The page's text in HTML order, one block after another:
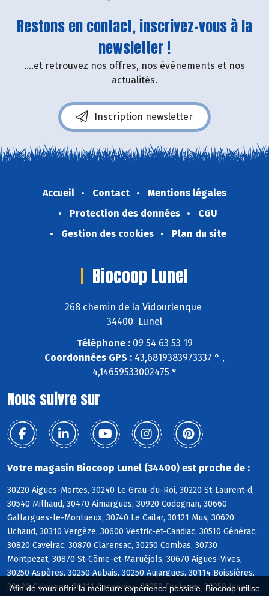
Afin de vous offrir la meilleure expérience possible, Biocoop utilise
Restons en contact, inscrivez-vous à la
newsletter !
....et retrouvez nos offres, nos événements et nos
actualités.
Inscription newsletter
Accueil Contact
Mentions légales
Protection des données
CGU
Gestion des cookies
Plan du site
Biocoop Lunel
268 chemin de la Vidourlenque
34400 Lunel
Téléphone :09 54 63 53 19
Coordonnées GPS : 43,6819383973337 ° ,
4,14659533002475 °
Nous suivre sur
Votre magasin Biocoop Lunel (34400) est proche de :
30220 Aigues-Mortes, 30240 Le Grau-du-Roi, 30220 St-Laurent-d,
30540 Milhaud, 30470 Aimargues, 30920 Codognan, 30660
Gallargues-le-Montueux, 30740 Le Cailar, 30121 Mus, 30620
Uchaud, 30310 Vergèze, 30600 Vestric-et-Candiac, 30510 Générac,
30820 Caveirac, 30870 Clarensac, 30250 Combas, 30730
Montpezat, 30870 St-Côme-et-Maruéjols, 30670 Aigues-Vives,
30250 Aspères, 30250 Aubais, 30250 Aujargues, 30114 Boissières,
30420 Calvisson, 30111 Congénies, 30250 Fontanès, 30250 Junas,